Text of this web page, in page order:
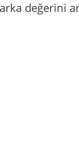
değerini